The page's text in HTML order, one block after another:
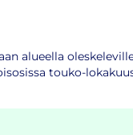
alueella
touko-